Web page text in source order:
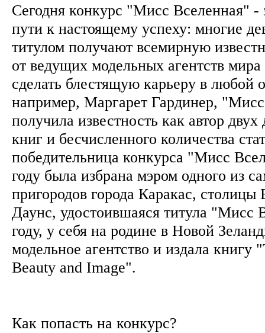
Сегодня конкурс "Мисс Вселенная" -
пути к настоящему успеху: многие
титулом получают всемирную
от ведущих модельных агентств
сделать блестящую карьеру в любой
например, Маргарет Гардинер,
получила известность как автор
книг и бесчисленного количества
победительница конкурса "Мисс
году была избрана мэром одного из
пригородов города Каракас,
Даунс, удостоившаяся титула "Мисс
году, у себя на родине в Новой
модельное агентство и издала книгу
Beauty and Image".
Как попасть на конкурс?